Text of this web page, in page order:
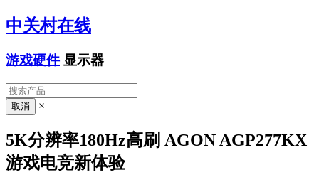
中关村在线
游戏硬件 显示器
×
5K分辨率180Hz高刷 AGON AGP277KX
游戏电竞新体验